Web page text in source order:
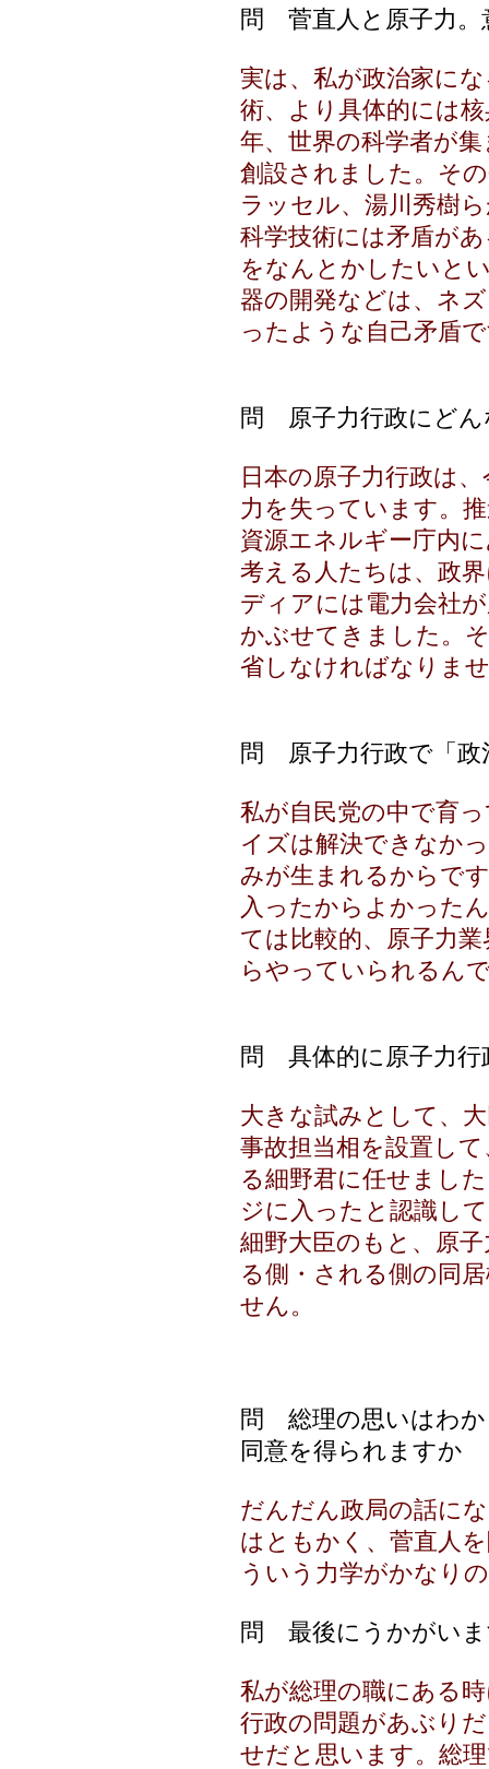
問 菅直人と原子力。
実は、私が政治家に
術、より具体的には
年、世界の科学者が
創設されました。そ
ラッセル、湯川秀樹
科学技術には矛盾が
をなんとかしたいと
器の開発などは、ネ
ったような自己矛盾
問 原子力行政にどん
日本の原子力行政は
力を失っています。
資源エネルギー庁内
考える人たちは、政
ディアには電力会社
かぶせてきました。
省しなければなりま
問 原子力行政で「政
私が自民党の中で育
イズは解決できなか
みが生まれるからで
入ったからよかった
ては比較的、原子力
らやっていられるん
問 具体的に原子力行
大きな試みとして、
事故担当相を設置し
る細野君に任せまし
ジに入ったと認識し
細野大臣のもと、原
る側・される側の同
せん。
問 総理の思いはわか
同意を得られますか
だんだん政局の話に
はともかく、菅直人
ういう力学がかなり
問 最後にうかがいま
私が総理の職にある
行政の問題があぶり
せだと思います。総